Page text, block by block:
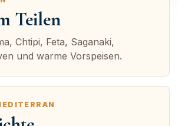
Teilen
Chtipi, Feta, Saganaki,
und warme Vorspeisen.